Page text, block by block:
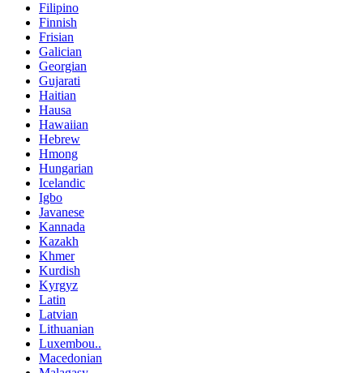
Filipino
Finnish
Frisian
Galician
Georgian
Gujarati
Haitian
Hausa
Hawaiian
Hebrew
Hmong
Hungarian
Icelandic
Igbo
Javanese
Kannada
Kazakh
Khmer
Kurdish
Kyrgyz
Latin
Latvian
Lithuanian
Luxembou..
Macedonian